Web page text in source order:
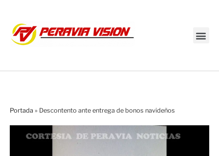
Portada » Descontento ante entrega de bonos navideños